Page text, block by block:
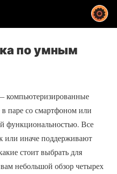
по умным
компьютеризированные
паре со смартфоном или
функциональностью. Все
или иначе поддерживают
стоит выбрать для
небольшой обзор четырех